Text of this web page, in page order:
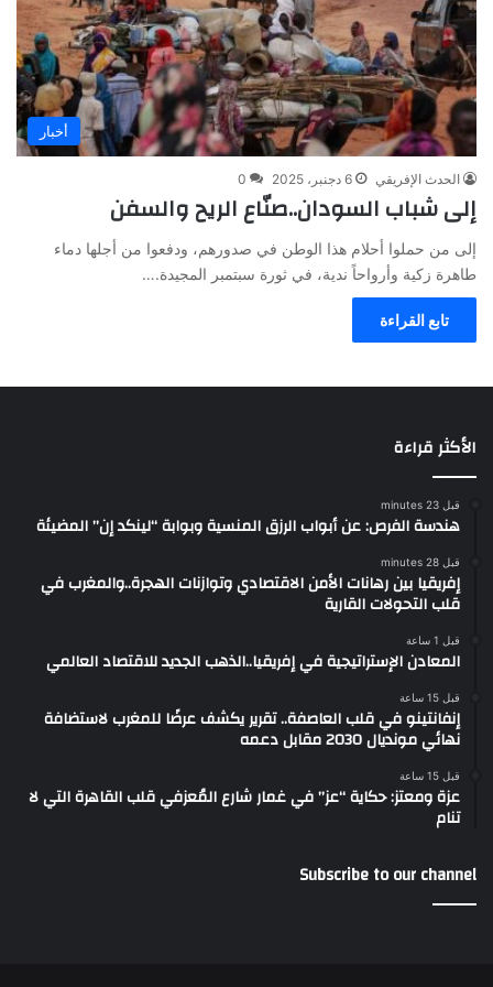
أخبار
الحدث الإفريقي 6 دجنبر، 2025 0
إلى شباب السودان..صنّاع الريح والسفن
إلى من حملوا أحلام هذا الوطن في صدورهم، ودفعوا من أجلها دماء
طاهرة زكية وأرواحاً ندية، في ثورة سبتمبر المجيدة.…
تابع القراءة
الأكثر قراءة
قبل 23 minutes
هندسة الفرص: عن أبواب الرزق المنسية وبوابة “لينكد إن” المضيئة
قبل 28 minutes
إفريقيا بين رهانات الأمن الاقتصادي وتوازنات الهجرة..والمغرب في
قلب التحولات القارية
قبل 1 ساعة
المعادن الإستراتيجية في إفريقيا..الذهب الجديد للاقتصاد العالمي
قبل 15 ساعة
إنفانتينو في قلب العاصفة.. تقرير يكشف عرضًا للمغرب لاستضافة
نهائي مونديال 2030 مقابل دعمه
قبل 15 ساعة
عزة ومعتز: حكاية “عز” في غمار شارع المُعزفي قلب القاهرة التي لا
تنام
Subscribe to our channel